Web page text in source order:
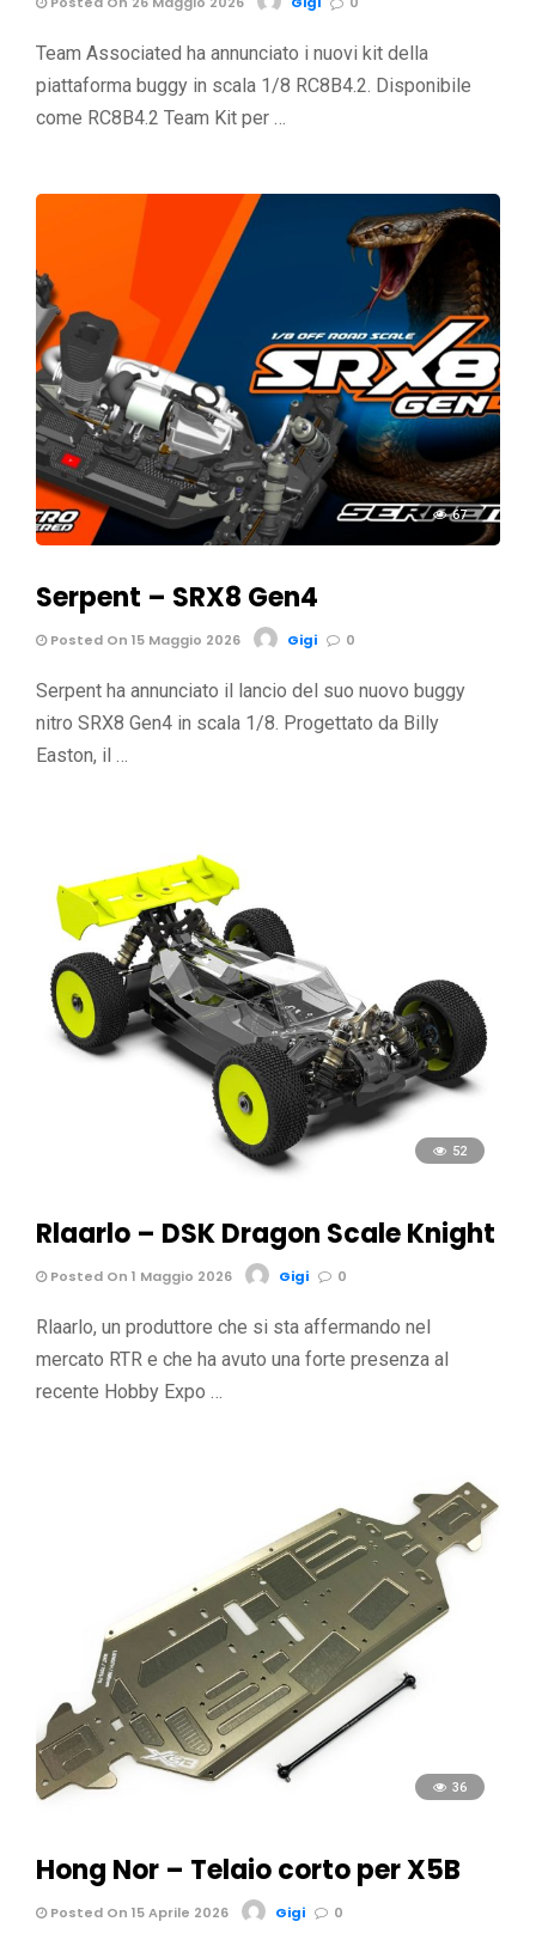
Team Associated ha annunciato i nuovi kit della
piattaforma buggy in scala 1/8 RC8B4.2. Disponibile
come RC8B4.2 Team Kit per …
67
Serpent – SRX8 Gen4
Posted On 15 Maggio 2026 Gigi 0
Serpent ha annunciato il lancio del suo nuovo buggy
nitro SRX8 Gen4 in scala 1/8. Progettato da Billy
Easton, il …
52
Rlaarlo – DSK Dragon Scale Knight
Posted On 1 Maggio 2026 Gigi 0
Rlaarlo, un produttore che si sta affermando nel
mercato RTR e che ha avuto una forte presenza al
recente Hobby Expo …
36
Hong Nor – Telaio corto per X5B
Posted On 15 Aprile 2026 Gigi 0